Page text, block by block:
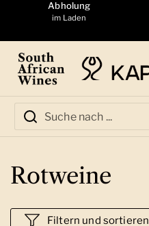
Zum Inhalt springen
Abholung
im Laden
Rotweine
Filtern und sortieren